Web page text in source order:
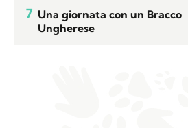
7 Una giornata con un Bracco
Ungherese